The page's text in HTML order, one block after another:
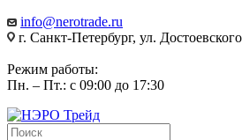
info@nerotrade.ru
г. Санкт-Петербург, ул.
Режим работы:
Пн. – Пт.: с 09:00 до 17:30